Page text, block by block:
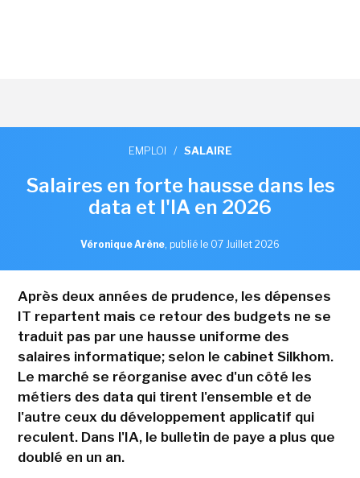
EMPLOI / SALAIRE
Salaires en forte hausse dans les
data et l'IA en 2026
Véronique Arène, publié le 07 Juillet 2026
Après deux années de prudence, les dépenses
IT repartent mais ce retour des budgets ne se
traduit pas par une hausse uniforme des
salaires informatique; selon le cabinet Silkhom.
Le marché se réorganise avec d'un côté les
métiers des data qui tirent l'ensemble et de
l'autre ceux du développement applicatif qui
reculent. Dans l'IA, le bulletin de paye a plus que
doublé en un an.